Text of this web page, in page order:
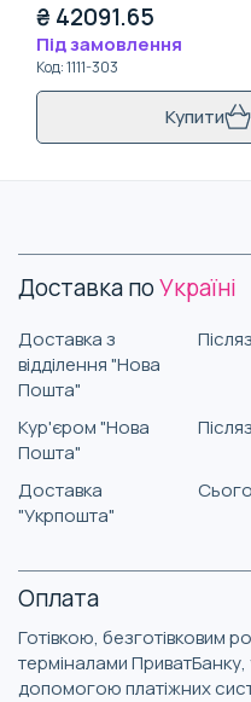
₴ 42091.65
Під замовлення
Код:1111-303
Купити
Доставка поУкраїні
Доставка з
відділення "Нова
Пошта"
Кур'єром "Нова
Пошта"
Доставка
"Укрпошта"
Оплата
Готівкою, безготівковим
терміналами
допомогою платіжних